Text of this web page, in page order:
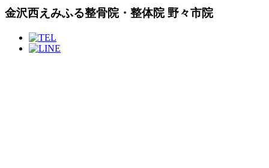
金沢西えみふる整骨院・整体院 野々市院